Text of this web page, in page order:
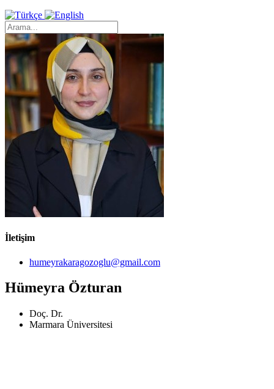
İletişim
humeyrakaragozoglu@gmail.com
Hümeyra Özturan
Doç. Dr.
Marmara Üniversitesi